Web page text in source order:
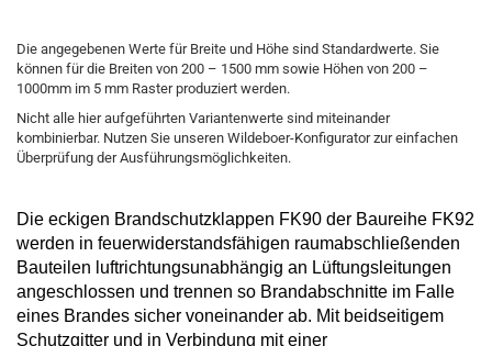
Die angegebenen Werte für Breite und Höhe sind Standardwerte. Sie
können für die Breiten von 200 – 1500 mm sowie Höhen von 200 –
1000mm im 5 mm Raster produziert werden.
Nicht alle hier aufgeführten Variantenwerte sind miteinander
kombinierbar. Nutzen Sie unseren Wildeboer-Konfigurator zur einfachen
Überprüfung der Ausführungsmöglichkeiten.
Die eckigen Brandschutzklappen FK90 der Baureihe FK92
werden in feuerwiderstandsfähigen raumabschließenden
Bauteilen luftrichtungsunabhängig an Lüftungsleitungen
angeschlossen und trennen so Brandabschnitte im Falle
eines Brandes sicher voneinander ab. Mit beidseitigem
Schutzgitter und in Verbindung mit einer